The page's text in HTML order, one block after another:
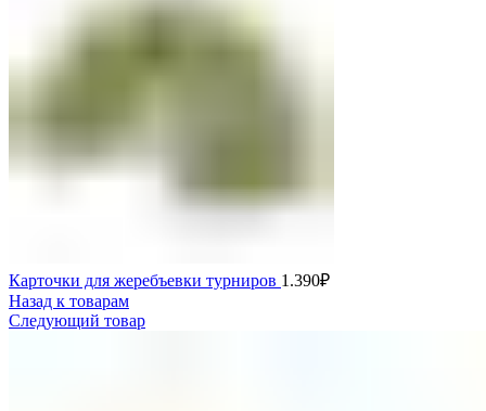
Карточки для жеребъевки турниров 1.390₽
Назад к товарам
Следующий товар